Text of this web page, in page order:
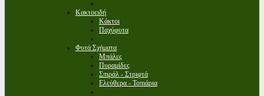
Κακτοειδή
Κάκτοι
Παχύφυτα
Φυτά Σχήματα
Μπάλες
Πυραμίδες
Σπιράλ - Στριφτά
Ελεύθερα - Τοπιάρια